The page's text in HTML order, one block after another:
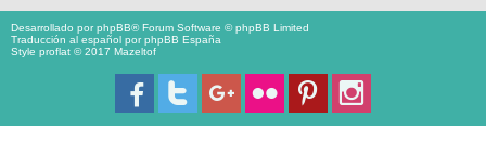
Desarrollado porphpBB® Forum Software © phpBB Limited
Traducción al español porphpBB España
Style proflat © 2017 Mazeltof